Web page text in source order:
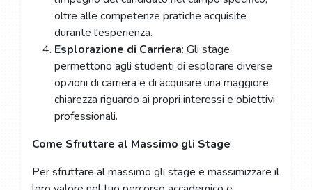
oltre alle competenze pratiche acquisite
durante l'esperienza.
Esplorazione di Carriera: Gli stage
permettono agli studenti di esplorare diverse
opzioni di carriera e di acquisire una maggiore
chiarezza riguardo ai propri interessi e obiettivi
professionali.
Come Sfruttare al Massimo gli Stage
Per sfruttare al massimo gli stage e massimizzare il